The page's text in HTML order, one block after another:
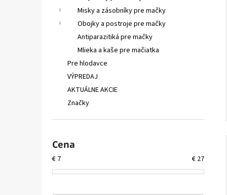
Misky a zásobníky pre mačky
Obojky a postroje pre mačky
Antiparazitiká pre mačky
Mlieka a kaše pre mačiatka
Pre hlodavce
VÝPREDAJ
AKTUÁLNE AKCIE
Značky
Cena
€ 7 € 27